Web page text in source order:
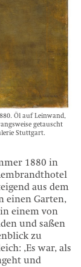
Öl auf Leinwand,
getauscht
Stuttgart.
1880 in
aus dem
einen Garten,
einem von
und saßen
zu
,Es war, als
und